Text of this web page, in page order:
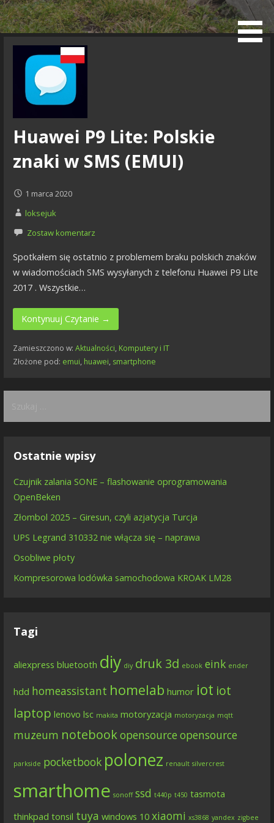
Przejdź
doBlog
Huawei P9 Lite: Polskie
znaki w SMS (EMUI)
1 marca 2020
loksejuk
Zostaw komentarz
Spotkałem się ostatnio z problemem braku polskich znaków
w wiadomościach SMS wysyłanych z telefonu Huawei P9 Lite
2017 . Wszystkie…
Kontynuuj Czytanie →
Zamieszczono w: Aktualności, Komputery i IT
Złożone pod: emui, huawei, smartphone
Ostatnie wpisy
Czujnik zalania SONE – flashowanie oprogramowania
OpenBeken
Złombol 2025 – Giresun, czyli azjatycja Turcja
UPS Legrand 310332 nie włącza się – naprawa
Osobliwe płoty
Kompresorowa lodówka samochodowa KROAK LM28
Tagi
aliexpress bluetooth diy diy druk 3d ebook eink ender
hdd homeassistant homelab humor iot iot
laptop lenovo lsc makita motoryzacja motoryzacja mqtt
muzeum notebookopensource opensource
parkside pocketbook polonez renault silvercrest
smarthome sonoff ssd t440p t450 tasmota
thinkpad tonsil tuya windows 10 xiaomi xs3868 yandex zigbee